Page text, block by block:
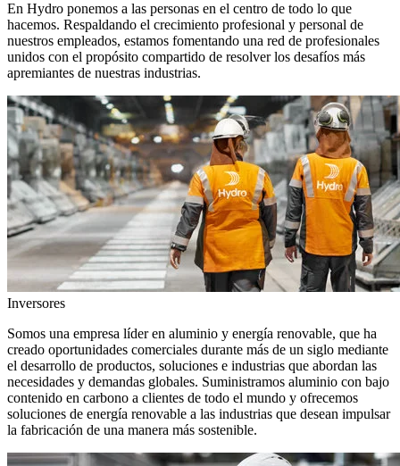
En Hydro ponemos a las personas en el centro de todo lo que
hacemos. Respaldando el crecimiento profesional y personal de
nuestros empleados, estamos fomentando una red de profesionales
unidos con el propósito compartido de resolver los desafíos más
apremiantes de nuestras industrias.
Inversores
Somos una empresa líder en aluminio y energía renovable, que ha
creado oportunidades comerciales durante más de un siglo mediante
el desarrollo de productos, soluciones e industrias que abordan las
necesidades y demandas globales. Suministramos aluminio con bajo
contenido en carbono a clientes de todo el mundo y ofrecemos
soluciones de energía renovable a las industrias que desean impulsar
la fabricación de una manera más sostenible.